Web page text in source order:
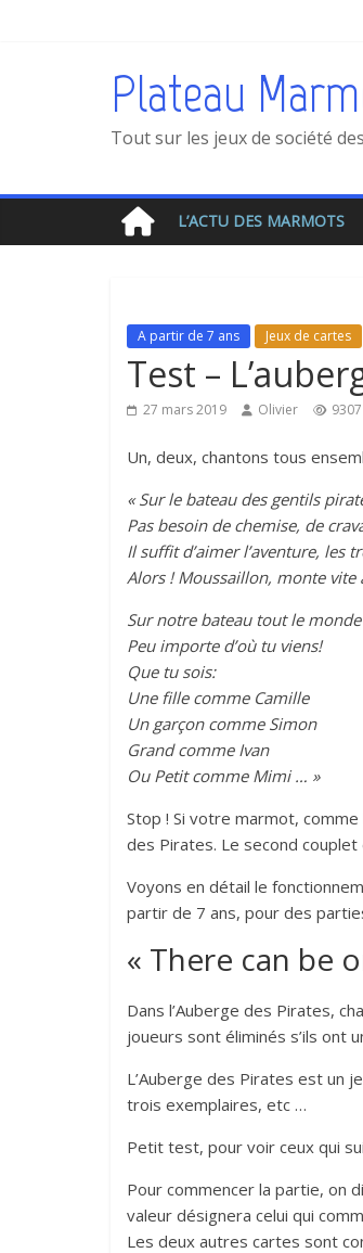
Plateau
Tout sur les jeux de société
L’ACTU DES MARMOTS
A partir de 7 ans Jeux de cartes
Test –
27 mars 2019 Olivier
Un, deux, chantons tous
« Sur le bateau des gentils
Pas besoin de chemise, de
Il suffit d’aimer l’aventure, les
Alors ! Moussaillon, monte vite
Sur notre bateau tout le
Peu importe d’où tu viens!
Que tu sois:
Une fille comme Camille
Un garçon comme Simon
Grand comme Ivan
Ou Petit comme Mimi … »
Stop ! Si votre marmot,
des Pirates. Le second
Voyons en détail le
partir de 7 ans, pour des
« There can be
Dans l’Auberge des Pirates,
joueurs sont éliminés s’ils ont
L’Auberge des Pirates est un
trois exemplaires, etc …
Petit test, pour voir ceux qui
Pour commencer la partie, on
valeur désignera celui qui
Les deux autres cartes sont